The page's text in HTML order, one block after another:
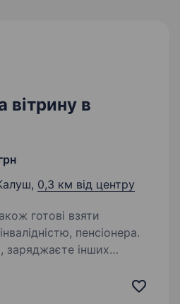
вітрину в
0,3 км від центру
готові взяти
пенсіонера.
заряджаєте інших
це не просто робота, а